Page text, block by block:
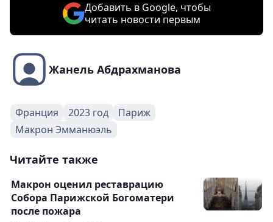
Добавить в Google, чтобы
читать новости первым
Жанель Абдрахманова
Франция 2023 год
Париж
Макрон Эмманюэль
Читайте также
Макрон оценил реставрацию
Собора Парижской Богоматери
после пожара